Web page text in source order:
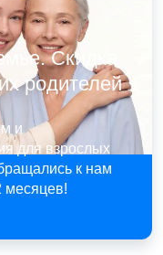
Скидка
родителей
и
для взрослых
к нам
месяцев!